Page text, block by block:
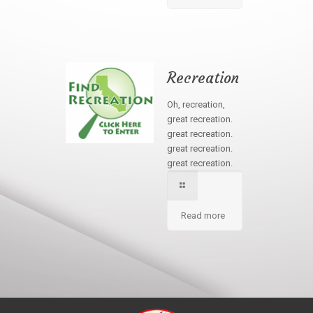
Recreation
Oh, recreation,
great recreation.
great recreation.
great recreation.
great recreation.
Read more